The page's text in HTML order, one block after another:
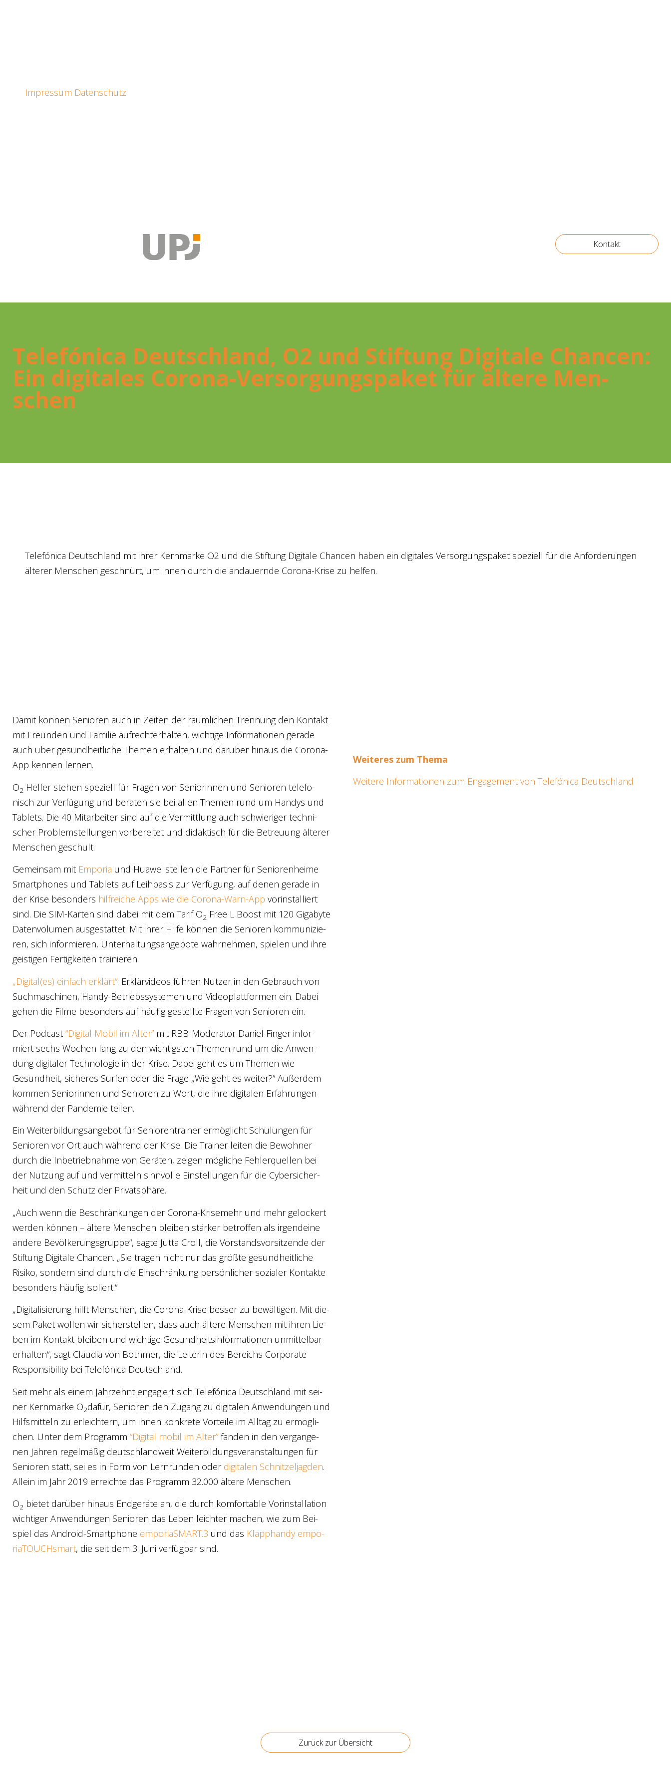
Impressum Datenschutz
Kontakt
Tele­fó­ni­ca Deutsch­land, O2 und Stif­tung Digi­ta­le Chan­cen:
Ein digi­ta­les Coro­­na-Ver­­­sor­gungs­­pa­ket für älte­re Men­
schen
Tele­fó­ni­ca Deutsch­land mit ihrer Kern­mar­ke O2 und die Stif­tung Digi­ta­le Chan­cen haben ein digi­ta­les Ver­sor­gungs­pa­ket spe­zi­ell für die Anfor­de­run­gen
älte­rer Men­schen geschnürt, um ihnen durch die andau­ern­de Coro­na-Kri­se zu hel­fen.
Damit kön­nen Senio­ren auch in Zei­ten der räum­li­chen Tren­nung den Kon­takt
mit Freun­den und Fami­lie auf­recht­erhal­ten, wich­ti­ge Infor­ma­tio­nen gera­de
auch über gesund­heit­li­che The­men erhal­ten und dar­über hin­aus die Coro­na-
App ken­nen ler­nen.
O2 Hel­fer ste­hen spe­zi­ell für Fra­gen von Senio­rin­nen und Senio­ren tele­fo­
nisch zur Ver­fü­gung und bera­ten sie bei allen The­men rund um Han­dys und
Tablets. Die 40 Mit­ar­bei­ter sind auf die Ver­mitt­lung auch schwie­ri­ger tech­ni­
scher Pro­blem­stel­lun­gen vor­be­rei­tet und didak­tisch für die Betreu­ung älte­rer
Men­schen geschult.
Gemein­sam mit Empo­ria und Hua­wei stel­len die Part­ner für Senio­ren­hei­me
Smart­pho­nes und Tablets auf Leih­ba­sis zur Ver­fü­gung, auf denen gera­de in
der Kri­se beson­ders hilf­rei­che Apps wie die Coro­na-Warn-App vor­in­stal­liert
sind. Die SIM-Kar­ten sind dabei mit dem Tarif O2 Free L Boost mit 120 Giga­byte
Daten­vo­lu­men aus­ge­stat­tet. Mit ihrer Hil­fe kön­nen die Senio­ren kom­mu­ni­zie­
ren, sich infor­mie­ren, Unter­hal­tungs­an­ge­bo­te wahr­neh­men, spie­len und ihre
geis­ti­gen Fer­tig­kei­ten trai­nie­ren.
„Digital(es) ein­fach erklärt“: Erklär­vi­de­os füh­ren Nut­zer in den Gebrauch von
Such­ma­schi­nen, Han­dy-Betriebs­sys­te­men und Video­platt­for­men ein. Dabei
gehen die Fil­me beson­ders auf häu­fig gestell­te Fra­gen von Senio­ren ein.
Der Pod­cast “Digi­tal Mobil im Alter” mit RBB-Mode­ra­tor Dani­el Fin­ger infor­
miert sechs Wochen lang zu den wich­tigs­ten The­men rund um die Anwen­
dung digi­ta­ler Tech­no­lo­gie in der Kri­se. Dabei geht es um The­men wie
Gesund­heit, siche­res Sur­fen oder die Fra­ge „Wie geht es wei­ter?“ Außer­dem
kom­men Senio­rin­nen und Senio­ren zu Wort, die ihre digi­ta­len Erfah­run­gen
wäh­rend der Pan­de­mie tei­len.
Ein Wei­ter­bil­dungs­an­ge­bot für Senio­ren­trai­ner ermög­licht Schu­lun­gen für
Senio­ren vor Ort auch wäh­rend der Kri­se. Die Trai­ner lei­ten die Bewoh­ner
durch die Inbe­trieb­nah­me von Gerä­ten, zei­gen mög­li­che Feh­ler­quel­len bei
der Nut­zung auf und ver­mit­teln sinn­vol­le Ein­stel­lun­gen für die Cyber­si­cher­
heit und den Schutz der Pri­vat­sphä­re.
„Auch wenn die Beschrän­kun­gen der Coro­na-Kri­se­mehr und mehr gelo­ckert
wer­den kön­nen – älte­re Men­schen blei­ben stär­ker betrof­fen als irgend­ei­ne
ande­re Bevöl­ke­rungs­grup­pe“, sag­te Jut­ta Croll, die Vor­stands­vor­sit­zen­de der
Stif­tung Digi­ta­le Chan­cen. „Sie tra­gen nicht nur das größ­te gesund­heit­li­che
Risi­ko, son­dern sind durch die Ein­schrän­kung per­sön­li­cher sozia­ler Kon­tak­te
beson­ders häu­fig iso­liert.“
„Digi­ta­li­sie­rung hilft Men­schen, die Coro­na-Kri­se bes­ser zu bewäl­ti­gen. Mit die­
sem Paket wol­len wir sicher­stel­len, dass auch älte­re Men­schen mit ihren Lie­
ben im Kon­takt blei­ben und wich­ti­ge Gesund­heits­in­for­ma­tio­nen unmit­tel­bar
erhal­ten“, sagt Clau­dia von Both­mer, die Lei­te­rin des Bereichs Cor­po­ra­te
Respon­si­bi­li­ty bei Tele­fó­ni­ca Deutsch­land.
Seit mehr als einem Jahr­zehnt enga­giert sich Tele­fó­ni­ca Deutsch­land mit sei­
ner Kern­mar­ke O2dafür, Senio­ren den Zugang zu digi­ta­len Anwen­dun­gen und
Hilfs­mit­teln zu erleich­tern, um ihnen kon­kre­te Vor­tei­le im All­tag zu ermög­li­
chen. Unter dem Pro­gramm “Digi­tal mobil im Alter” fan­den in den ver­gan­ge­
nen Jah­ren regel­mä­ßig deutsch­land­weit Wei­ter­bil­dungs­ver­an­stal­tun­gen für
Senio­ren statt, sei es in Form von Lern­run­den oder digi­ta­len Schnit­zel­jag­den.
Allein im Jahr 2019 erreich­te das Pro­gramm 32.000 älte­re Men­schen.
O2 bie­tet dar­über hin­aus End­ge­rä­te an, die durch kom­for­ta­ble Vor­in­stal­la­ti­on
wich­ti­ger Anwen­dun­gen Senio­ren das Leben leich­ter machen, wie zum Bei­
spiel das Andro­id-Smart­pho­ne emporiaSMART.3 und das Klapp­han­dy empo­
ria­TOUCHs­mart, die seit dem 3. Juni ver­füg­bar sind.
Wei­te­res zum The­ma
Wei­te­re Infor­ma­tio­nen zum Enga­ge­ment von Tele­fó­ni­ca Deutsch­land
Zurück zur Über­sicht